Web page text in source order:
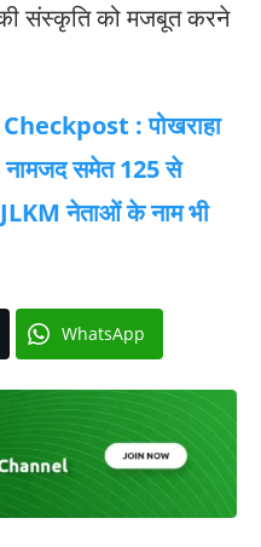
संस्कृति को मजबूत करने
: पोखराहा
नामजद समेत 125 से
नेताओं के नाम भी
WhatsApp